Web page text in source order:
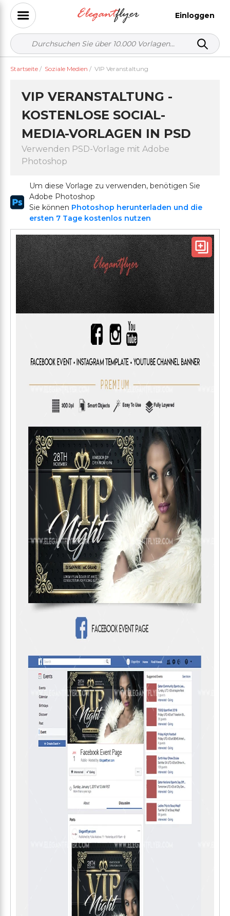
Einloggen
Startseite / Soziale Medien / VIP Veranstaltung
VIP VERANSTALTUNG -
KOSTENLOSE SOCIAL-
MEDIA-VORLAGEN IN PSD
Verwenden PSD-Vorlage mit Adobe
Photoshop
Um diese Vorlage zu verwenden, benötigen Sie
Adobe Photoshop
Sie können Photoshop herunterladen und die
ersten 7 Tage kostenlos nutzen